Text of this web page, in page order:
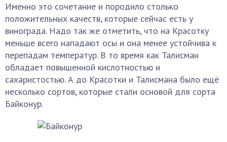
Именно это сочетание и породило столько
положительных качеств, которые сейчас есть у
винограда. Надо так же отметить, что на Красотку
меньше всего нападают осы и она менее устойчива к
перепадам температур. В то время как Талисман
обладает повышенной кислотностью и
сахаристостью. А до Красотки и Талисмана было ещё
несколько сортов, которые стали основой для сорта
Байконур.